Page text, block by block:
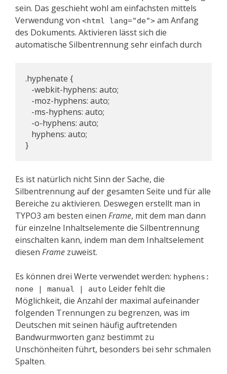
sein. Das geschieht wohl am einfachsten mittels
Verwendung von <html lang="de"> am Anfang
des Dokuments. Aktivieren lässt sich die
automatische Silbentrennung sehr einfach durch
.hyphenate {
   -webkit-hyphens: auto;
   -moz-hyphens: auto;
   -ms-hyphens: auto;
   -o-hyphens: auto;
   hyphens: auto;
}
Es ist natürlich nicht Sinn der Sache, die
Silbentrennung auf der gesamten Seite und für alle
Bereiche zu aktivieren. Deswegen erstellt man in
TYPO3 am besten einen Frame, mit dem man dann
für einzelne Inhaltselemente die Silbentrennung
einschalten kann, indem man dem Inhaltselement
diesen Frame zuweist.
Es können drei Werte verwendet werden: hyphens:
none | manual | auto Leider fehlt die
Möglichkeit, die Anzahl der maximal aufeinander
folgenden Trennungen zu begrenzen, was im
Deutschen mit seinen häufig auftretenden
Bandwurmworten ganz bestimmt zu
Unschönheiten führt, be­son­ders bei sehr schmalen
Spalten.